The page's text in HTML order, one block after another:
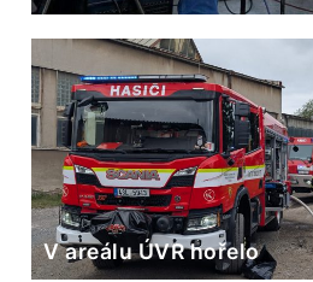
V areálu ÚVR hořelo